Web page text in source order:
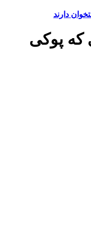
دارند
که پوکی